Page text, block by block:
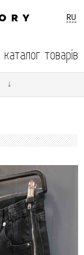
RU
каталог товарів
↓